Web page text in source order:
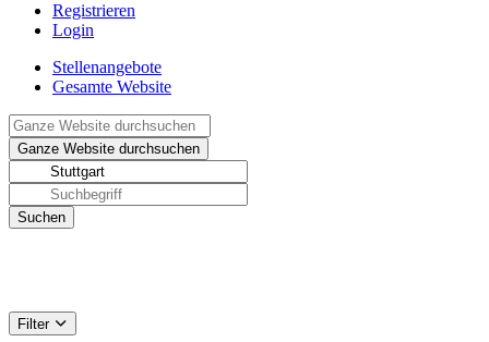
Registrieren
Login
Stellenangebote
Gesamte Website
Filter